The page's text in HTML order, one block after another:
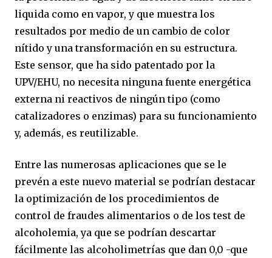
liquida como en vapor, y que muestra los
resultados por medio de un cambio de color
nítido y una transformación en su estructura.
Este sensor, que ha sido patentado por la
UPV/EHU, no necesita ninguna fuente energética
externa ni reactivos de ningún tipo (como
catalizadores o enzimas) para su funcionamiento
y, además, es reutilizable.
Entre las numerosas aplicaciones que se le
prevén a este nuevo material se podrían destacar
la optimización de los procedimientos de
control de fraudes alimentarios o de los test de
alcoholemia, ya que se podrían descartar
fácilmente las alcoholimetrías que dan 0,0 -que